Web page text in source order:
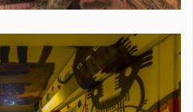
ЗА НАС
Условия за
ползване